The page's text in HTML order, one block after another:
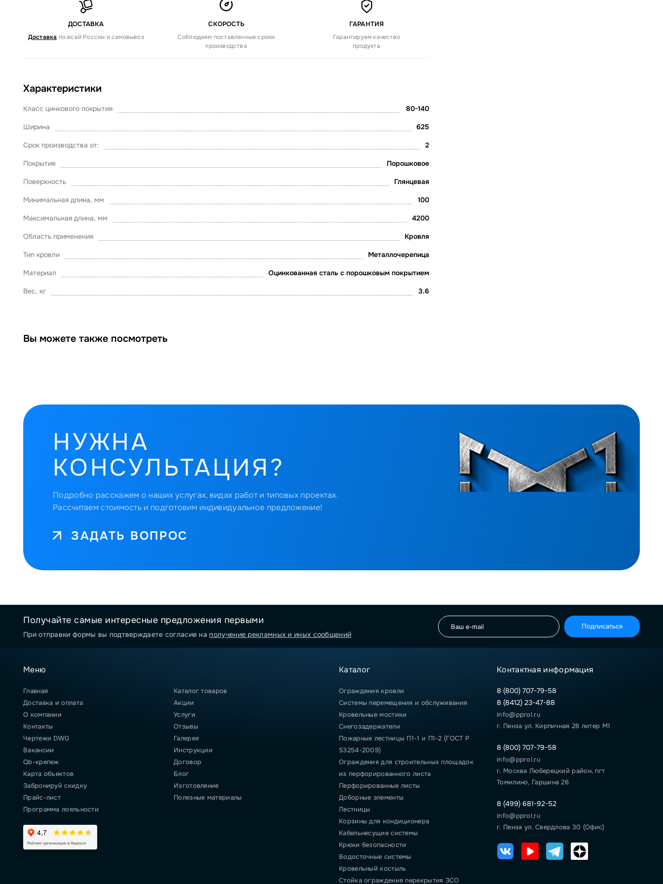
ДОСТАВКА
Доставка по всей России и самовывоз
СКОРОСТЬ
Соблюдаем поставленные сроки
производства
ГАРАНТИЯ
Гарантируем качество
продукта
Характеристики
Класс цинкового покрытия 80-140
Ширина 625
Срок производства от: 2
Покрытие Порошковое
Поверхность Глянцевая
Минимальная длина, мм 100
Максимальная длина, мм 4200
Область применения Кровля
Тип кровли Металлочерепица
Материал Оцинкованная сталь с порошковым покрытием
Вес, кг 3.6
Вы можете также посмотреть
НУЖНА
КОНСУЛЬТАЦИЯ?
Подробно расскажем о наших услугах, видах работ и типовых проектах.
Рассчитаем стоимость и подготовим индивидуальное предложение!
ЗАДАТЬ ВОПРОС
Получайте самые интересные предложения первыми
При отправки формы вы подтверждаете согласие на получение рекламных и иных сообщений
Подписаться
Меню
Главная
Каталог товаров
Доставка и оплата
Акции
О компании
Услуги
Контакты
Отзывы
Чертежи DWG
Галерея
Вакансии
Инструкции
Qb-крепеж
Договор
Карта объектов
Блог
Забронируй скидку
Изготовление
Прайс-лист
Полезные материалы
Программа лояльности
Каталог
Ограждения кровли
Системы перемещения и обслуживания
Кровельные мостики
Снегозадержатели
Пожарные лестницы П1-1 и П1-2 (ГОСТ Р
53254-2009)
Ограждения для строительных площадок
из перфорированного листа
Перфорированные листы
Доборные элементы
Лестницы
Корзины для кондиционера
Кабельнесущие системы
Крюки безопасности
Водосточные системы
Кровельный костыль
Стойка ограждения перекрытия ЗСО
Контактная информация
8 (800) 707-79-58
8 (8412) 23-47-88
info@pprol.ru
г. Пенза ул. Кирпичная 28 литер М1
8 (800) 707-79-58
info@pprol.ru
г. Москва Люберецкий район, пгт
Томилино, Гаршина 26
8 (499) 681-92-52
info@pprol.ru
г. Пенза ул. Свердлова 30 (Офис)